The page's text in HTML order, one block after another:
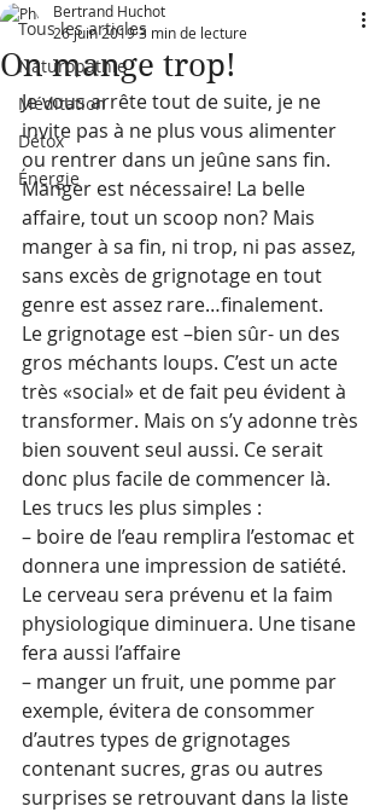
Tous les articles
Naturopathie
Méditation
Détox
Énergie
On mange trop!
Bertrand Huchot
26 juin 20193 min de lecture
Je vous arrête tout de suite, je ne
invite pas à ne plus vous alimenter
ou rentrer dans un jeûne sans fin.
Manger est nécessaire! La belle
affaire, tout un scoop non? Mais
manger à sa fin, ni trop, ni pas assez,
sans excès de grignotage en tout
genre est assez rare…finalement.
Le grignotage est –bien sûr- un des
gros méchants loups. C’est un acte
très «social» et de fait peu évident à
transformer. Mais on s’y adonne très
bien souvent seul aussi. Ce serait
donc plus facile de commencer là.
Les trucs les plus simples :
– boire de l’eau remplira l’estomac et
donnera une impression de satiété.
Le cerveau sera prévenu et la faim
physiologique diminuera. Une tisane
fera aussi l’affaire
– manger un fruit, une pomme par
exemple, évitera de consommer
d’autres types de grignotages
contenant sucres, gras ou autres
surprises se retrouvant dans la liste